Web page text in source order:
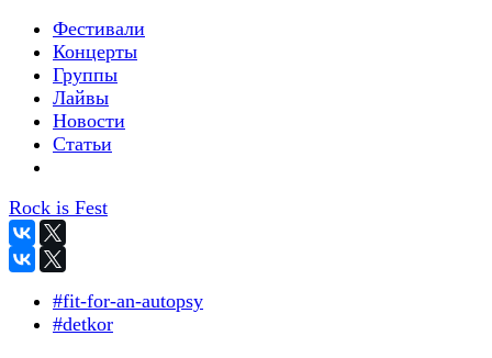
Фестивали
Концерты
Группы
Лайвы
Новости
Статьи
Rock is Fest
#fit-for-an-autopsy
#detkor